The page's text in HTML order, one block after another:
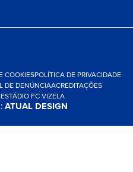
COOKIESPOLÍTICA DE PRIVACIDADE
DE DENÚNCIAACREDITAÇÕES
FC VIZELA
ATUAL DESIGN